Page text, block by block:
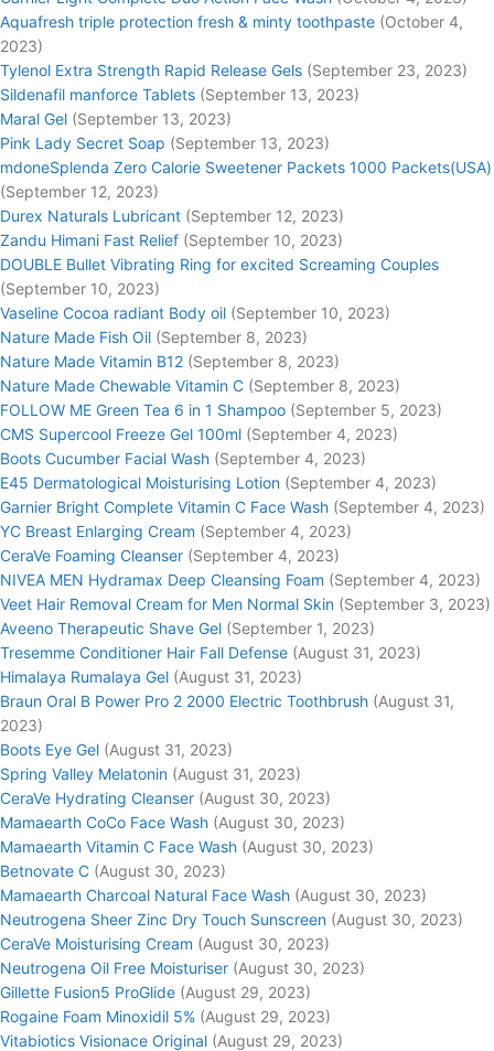
Aquafresh triple protection fresh & minty toothpaste (October 4,
2023)
Tylenol Extra Strength Rapid Release Gels (September 23, 2023)
Sildenafil manforce Tablets (September 13, 2023)
Maral Gel (September 13, 2023)
Pink Lady Secret Soap (September 13, 2023)
mdoneSplenda Zero Calorie Sweetener Packets 1000 Packets(USA)
(September 12, 2023)
Durex Naturals Lubricant (September 12, 2023)
Zandu Himani Fast Relief (September 10, 2023)
DOUBLE Bullet Vibrating Ring for excited Screaming Couples
(September 10, 2023)
Vaseline Cocoa radiant Body oil (September 10, 2023)
Nature Made Fish Oil (September 8, 2023)
Nature Made Vitamin B12 (September 8, 2023)
Nature Made Chewable Vitamin C (September 8, 2023)
FOLLOW ME Green Tea 6 in 1 Shampoo (September 5, 2023)
CMS Supercool Freeze Gel 100ml (September 4, 2023)
Boots Cucumber Facial Wash (September 4, 2023)
E45 Dermatological Moisturising Lotion (September 4, 2023)
Garnier Bright Complete Vitamin C Face Wash (September 4, 2023)
YC Breast Enlarging Cream (September 4, 2023)
CeraVe Foaming Cleanser (September 4, 2023)
NIVEA MEN Hydramax Deep Cleansing Foam (September 4, 2023)
Veet Hair Removal Cream for Men Normal Skin (September 3, 2023)
Aveeno Therapeutic Shave Gel (September 1, 2023)
Tresemme Conditioner Hair Fall Defense (August 31, 2023)
Himalaya Rumalaya Gel (August 31, 2023)
Braun Oral B Power Pro 2 2000 Electric Toothbrush (August 31,
2023)
Boots Eye Gel (August 31, 2023)
Spring Valley Melatonin (August 31, 2023)
CeraVe Hydrating Cleanser (August 30, 2023)
Mamaearth CoCo Face Wash (August 30, 2023)
Mamaearth Vitamin C Face Wash (August 30, 2023)
Betnovate C (August 30, 2023)
Mamaearth Charcoal Natural Face Wash (August 30, 2023)
Neutrogena Sheer Zinc Dry Touch Sunscreen (August 30, 2023)
CeraVe Moisturising Cream (August 30, 2023)
Neutrogena Oil Free Moisturiser (August 30, 2023)
Gillette Fusion5 ProGlide (August 29, 2023)
Rogaine Foam Minoxidil 5% (August 29, 2023)
Vitabiotics Visionace Original (August 29, 2023)